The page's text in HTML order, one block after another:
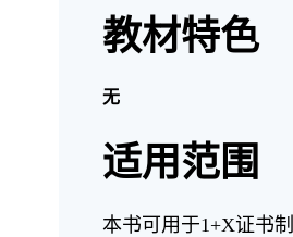
教材特色
无
适用范围
本书可用于1+X证书